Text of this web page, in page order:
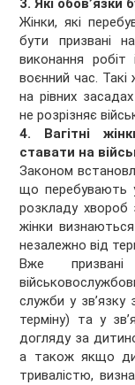
3. Які обов’язки
Жінки, які
бути призвані
виконання
воєнний час. Такі
на рівних
не розрізняє
4. Вагітні
ставати на
Законом
що перебувають
розкладу хвороб
жінки
незалежно від
Вже
служби у зв’язку
терміну) та у
догляду за
а також якщо
тривалістю,